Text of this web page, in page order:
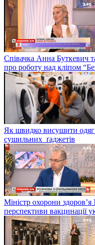
Співачка Анна Буткевич
про роботу над кліпом
Як швидко висушити
сушильних ґаджетів
Міністр охорони
перспективи вакцинації